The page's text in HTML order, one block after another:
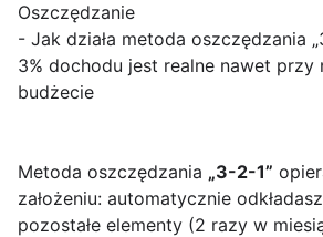
Oszczędzanie
- Jak działa metoda oszczędzania
3% dochodu jest realne nawet przy
budżecie
Metoda oszczędzania „3-2-1”
założeniu: automatycznie odkładasz
pozostałe elementy (2 razy w